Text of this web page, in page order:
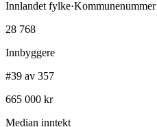
Innlandet fylke·Kommunenummer
28 768
Innbyggere
#39 av 357
665 000 kr
Median inntekt